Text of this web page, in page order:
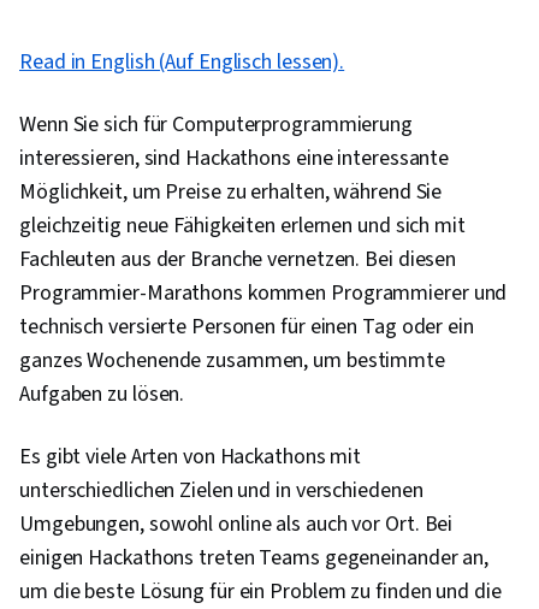
Read in English (Auf Englisch lessen).
Wenn Sie sich für Computerprogrammierung
interessieren, sind Hackathons eine interessante
Möglichkeit, um Preise zu erhalten, während Sie
gleichzeitig neue Fähigkeiten erlernen und sich mit
Fachleuten aus der Branche vernetzen. Bei diesen
Programmier-Marathons kommen Programmierer und
technisch versierte Personen für einen Tag oder ein
ganzes Wochenende zusammen, um bestimmte
Aufgaben zu lösen.
Es gibt viele Arten von Hackathons mit
unterschiedlichen Zielen und in verschiedenen
Umgebungen, sowohl online als auch vor Ort. Bei
einigen Hackathons treten Teams gegeneinander an,
um die beste Lösung für ein Problem zu finden und die